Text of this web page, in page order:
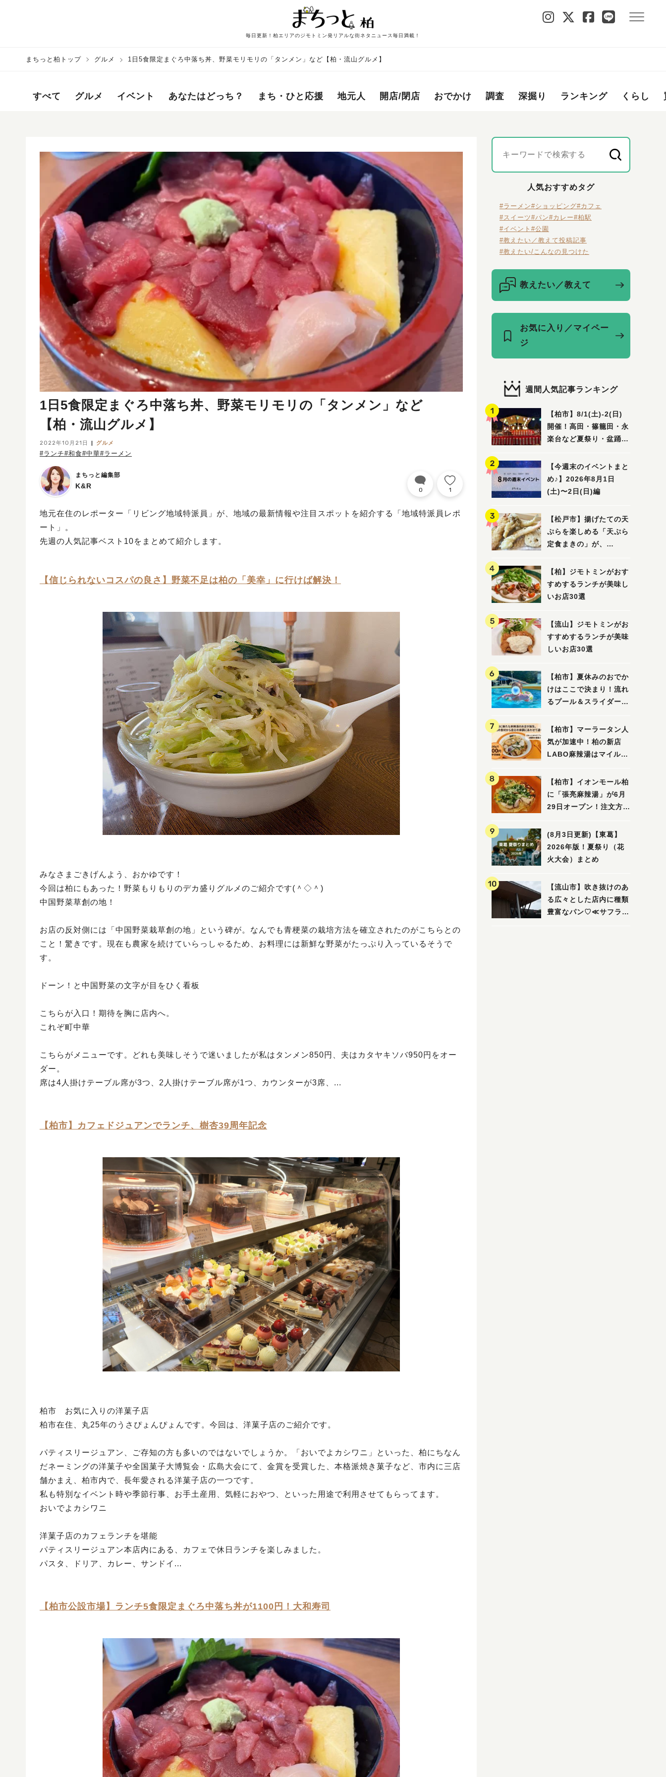
毎日更新！柏エリアのジモトミン発リアルな街ネタニュース毎日満載！
まちっと柏トップ グルメ 1日5食限定まぐろ中落ち丼、野菜モリモリの「タンメン」など【柏・流山グルメ】
すべて グルメ イベント あなたはどっち？ まち・ひと応援 地元人 開店/閉店 おでかけ 調査 深掘り ランキング くらし
1日5食限定まぐろ中落ち丼、野菜モリモリの「タンメン」など
【柏・流山グルメ】
2022年10月21日 グルメ
#ランチ#和食#中華#ラーメン
まちっと編集部
K&R 0 1
地元在住のレポーター「リビング地域特派員」が、地域の最新情報や注目スポットを紹介する「地域特派員レポ
ート」。
先週の人気記事ベスト10をまとめて紹介します。
【信じられないコスパの良さ】野菜不足は柏の「美幸」に行けば解決！
みなさまごきげんよう、おかゆです！
今回は柏にもあった！野菜もりもりのデカ盛りグルメのご紹介です(＾◇＾)
中国野菜草創の地！
お店の反対側には「中国野菜栽草創の地」という碑が。なんでも青梗菜の栽培方法を確立されたのがこちらとの
こと！驚きです。現在も農家を続けていらっしゃるため、お料理には新鮮な野菜がたっぷり入っているそうで
す。
ドーン！と中国野菜の文字が目をひく看板
こちらが入口！期待を胸に店内へ。
これぞ町中華
こちらがメニューです。どれも美味しそうで迷いましたが私はタンメン850円、夫はカタヤキソバ950円をオー
ダー。
席は4人掛けテーブル席が3つ、2人掛けテーブル席が1つ、カウンターが3席、...
【柏市】カフェドジュアンでランチ、樹杏39周年記念
柏市 お気に入りの洋菓子店
柏市在住、丸25年のうさぴょんぴょんです。今回は、洋菓子店のご紹介です。
パティスリージュアン、ご存知の方も多いのではないでしょうか。「おいでよカシワニ」といった、柏にちなん
だネーミングの洋菓子や全国菓子大博覧会・広島大会にて、金賞を受賞した、本格派焼き菓子など、市内に三店
舗かまえ、柏市内で、長年愛される洋菓子店の一つです。
私も特別なイベント時や季節行事、お手土産用、気軽におやつ、といった用途で利用させてもらってます。
おいでよカシワニ
洋菓子店のカフェランチを堪能
パティスリージュアン本店内にある、カフェで休日ランチを楽しみました。
パスタ、ドリア、カレー、サンドイ...
【柏市公設市場】ランチ5食限定まぐろ中落ち丼が1100円！大和寿司
人気おすすめタグ
#ラーメン#ショッピング#カフェ
#スイーツ#パン#カレー#柏駅
#イベント #公園
#教えたい／教えて投稿記事
#教えたい/こんなの見つけた
教えたい／教えて
お気に入り／マイペー
ジ
週間人気記事ランキング
【柏市】8/1(土)‐2(日)
開催！高田・篠籠田・永
楽台など夏祭り・盆踊り
【今週末のイベントまと
め♪】2026年8月1日
(土)〜2日(日)編
【松戸市】揚げたての天
ぷらを楽しめる「天ぷら
定食まきの」が、
【柏】ジモトミンがおす
すめするランチが美味し
いお店30選
【流山】ジモトミンがお
すすめするランチが美味
しいお店30選
【柏市】夏休みのおでか
けはここで決まり！流れ
るプール＆スライダーに
ル」を親子で満喫してき
ました！
【柏市】マーラータン人
気が加速中！柏の新店
LABO麻辣湯はマイルド
【柏市】イオンモール柏
に「張亮麻辣湯」が6月
29日オープン！注文方法
ビュー
(8月3日更新)【東葛】
2026年版！夏祭り（花
火大会）まとめ
【流山市】吹き抜けのあ
る広々とした店内に種類
豊富なパン♡≪サフラン